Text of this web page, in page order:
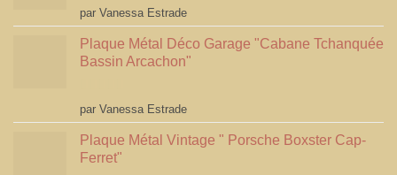
Note5sur 5
par Vanessa Estrade
Plaque Métal Déco Garage "Cabane Tchanquée
Bassin Arcachon"
Note5sur 5
par Vanessa Estrade
Plaque Métal Vintage " Porsche Boxster Cap-
Ferret"